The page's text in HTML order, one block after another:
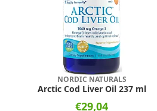
NORDIC NATURALS
Arctic Cod Liver Oil 237 ml
€29,04